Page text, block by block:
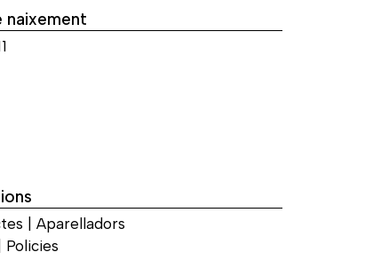
naixement
| Aparelladors
Policies